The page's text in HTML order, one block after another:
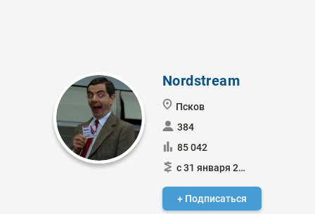
Nordstream
Псков
384
85 042
с 31 января 2015
+ Подписаться